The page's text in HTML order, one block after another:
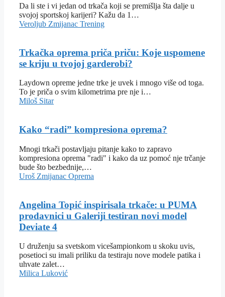
Da li ste i vi jedan od trkača koji se premišlja šta dalje u
svojoj sportskoj karijeri? Kažu da 1…
Veroljub Zmijanac Trening
Trkačka oprema priča priču: Koje uspomene
se kriju u tvojoj garderobi?
Laydown opreme jedne trke je uvek i mnogo više od toga.
To je priča o svim kilometrima pre nje i…
Miloš Sitar
Kako “radi” kompresiona oprema?
Mnogi trkači postavljaju pitanje kako to zapravo
kompresiona oprema "radi" i kako da uz pomoć nje trčanje
bude što bezbednije,…
Uroš Zmijanac Oprema
Angelina Topić inspirisala trkače: u PUMA
prodavnici u Galeriji testiran novi model
Deviate 4
U druženju sa svetskom vicešampionkom u skoku uvis,
posetioci su imali priliku da testiraju nove modele patika i
uhvate zalet…
Milica Luković